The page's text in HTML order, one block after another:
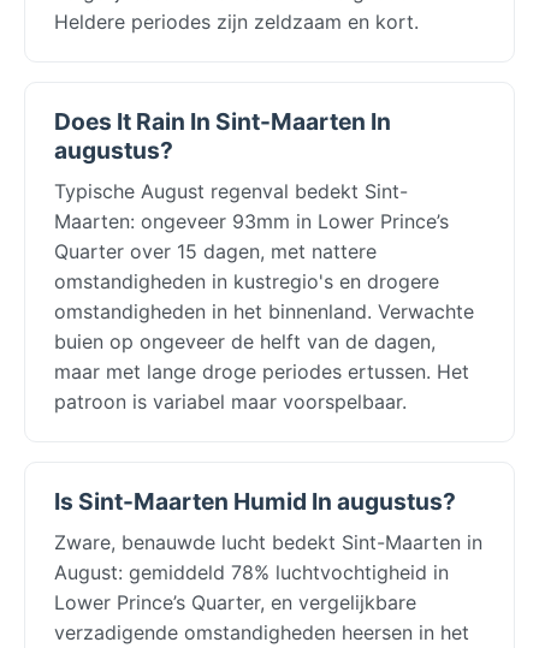
Heldere periodes zijn zeldzaam en kort.
Does It Rain In Sint-Maarten In
augustus?
Typische August regenval bedekt Sint-
Maarten: ongeveer 93mm in Lower Prince’s
Quarter over 15 dagen, met nattere
omstandigheden in kustregio's en drogere
omstandigheden in het binnenland. Verwachte
buien op ongeveer de helft van de dagen,
maar met lange droge periodes ertussen. Het
patroon is variabel maar voorspelbaar.
Is Sint-Maarten Humid In augustus?
Zware, benauwde lucht bedekt Sint-Maarten in
August: gemiddeld 78% luchtvochtigheid in
Lower Prince’s Quarter, en vergelijkbare
verzadigende omstandigheden heersen in het